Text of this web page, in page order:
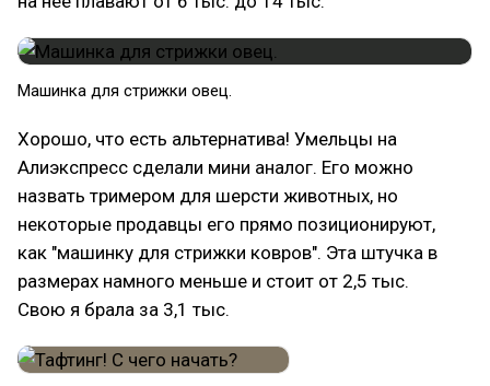
Машинка для стрижки овец.
Хорошо, что есть альтернатива! Умельцы на
Алиэкспресс сделали мини аналог. Его можно
назвать тримером для шерсти животных, но
некоторые продавцы его прямо позиционируют,
как "машинку для стрижки ковров". Эта штучка в
размерах намного меньше и стоит от 2,5 тыс.
Свою я брала за 3,1 тыс.